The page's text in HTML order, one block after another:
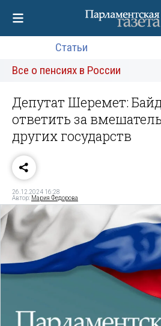
Статьи
Все о пенсиях в России
Депутат Шеремет:
ответить за
других государств
26.12.2024 16:28
Автор: Мария Федорова